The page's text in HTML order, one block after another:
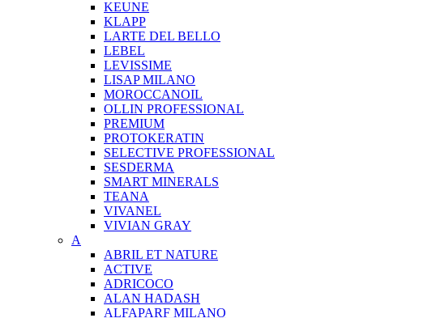
KEUNE
KLAPP
LARTE DEL BELLO
LEBEL
LEVISSIME
LISAP MILANO
MOROCCANOIL
OLLIN PROFESSIONAL
PREMIUM
PROTOKERATIN
SELECTIVE PROFESSIONAL
SESDERMA
SMART MINERALS
TEANA
VIVANEL
VIVIAN GRAY
A
ABRIL ET NATURE
ACTIVE
ADRICOCO
ALAN HADASH
ALFAPARF MILANO